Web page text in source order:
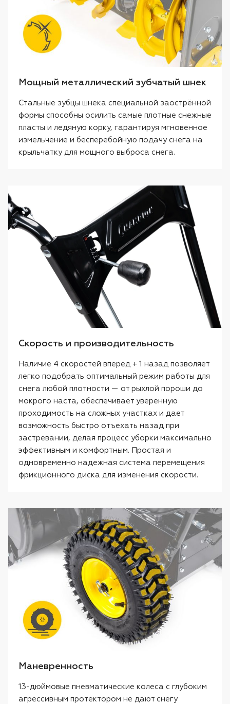
Мощный металлический зубчатый шнек
Стальные зубцы шнека специальной заострённой
формы способны осилить самые плотные снежные
пласты и ледяную корку, гарантируя мгновенное
измельчение и бесперебойную подачу снега на
крыльчатку для мощного выброса снега.
Скорость и производительность
Наличие 4 скоростей вперед + 1 назад позволяет
легко подобрать оптимальный режим работы для
снега любой плотности — от рыхлой пороши до
мокрого наста, обеспечивает уверенную
проходимость на сложных участках и дает
возможность быстро отъехать назад при
застревании, делая процесс уборки максимально
эффективным и комфортным. Простая и
одновременно надежная система перемещения
фрикционного диска для изменения скорости.
Маневренность
13-дюймовые пневматические колеса с глубоким
агрессивным протектором не дают снегу